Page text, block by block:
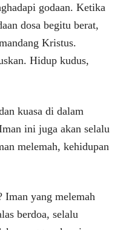
godaan. Ketika
dosa begitu berat,
Kristus.
Hidup kudus,
kuasa di dalam
ini juga akan selalu
melemah, kehidupan
Iman yang melemah
berdoa, selalu